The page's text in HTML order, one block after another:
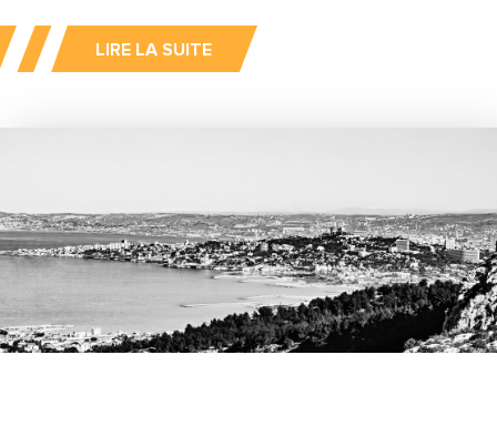
Retour à l'accueil
Actualités
Entreprises
Vie étudiante
Une question ?
LIRE LA SUITE